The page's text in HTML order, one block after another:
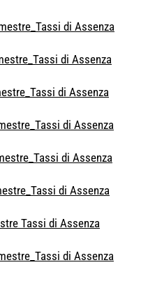
di Assenza
di Assenza
di Assenza
di Assenza
di Assenza
di Assenza
Tassi di Assenza
di Assenza